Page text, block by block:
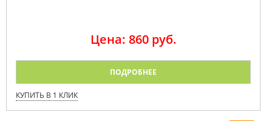
Цена: 860 руб.
ПОДРОБНЕЕ
КУПИТЬ В 1 КЛИК